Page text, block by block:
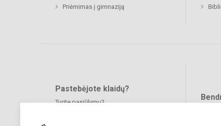
Priėmimas į gimnaziją
Pastebėjote klaidų?
Turite pasiūlymų?